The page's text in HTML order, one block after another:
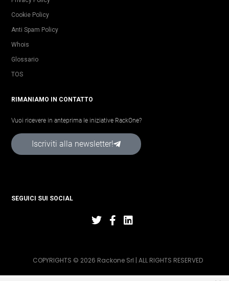
Cookie Policy
Anti Spam Policy
Whois
Glossario
TOS
RIMANIAMO IN CONTATTO
Vuoi ricevere in anteprima le iniziative RackOne?
Iscriviti alla newsletter!
SEGUICI SUI SOCIAL
COPYRIGHTS © 2026 Rackone Srl | ALL RIGHTS RESERVED